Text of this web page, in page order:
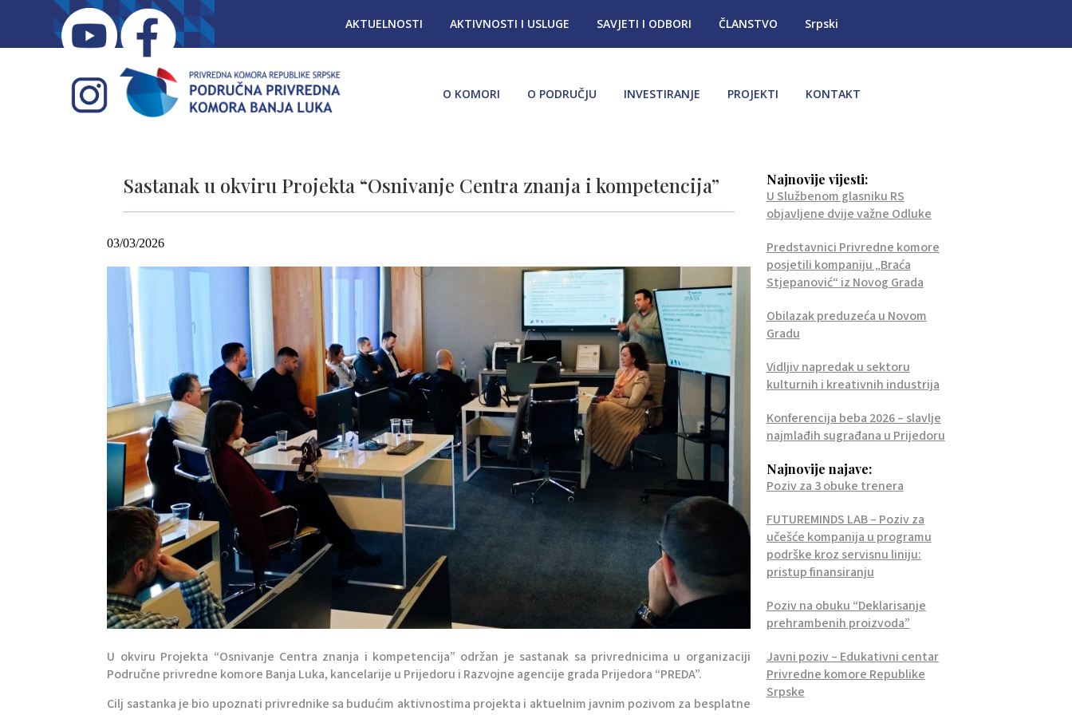
AKTUELNOSTI AKTIVNOSTI I USLUGE SAVJETI I ODBORI ČLANSTVO Srpski
O KOMORI O PODRUČJU INVESTIRANJE PROJEKTI KONTAKT
Sastanak u okviru Projekta “Osnivanje Centra znanja i kompetencija”
03/03/2026
U okviru Projekta “Osnivanje Centra znanja i kompetencija” održan je sastanak sa privrednicima u organizaciji
Područne privredne komore Banja Luka, kancelarije u Prijedoru i Razvojne agencije grada Prijedora “PREDA”.
Cilj sastanka je bio upoznati privrednike sa budućim aktivnostima projekta i aktuelnim javnim pozivom za besplatne
Najnovije vijesti:
U Službenom glasniku RS
objavljene dvije važne Odluke
Predstavnici Privredne komore
posjetili kompaniju „Braća
Stjepanović“ iz Novog Grada
Obilazak preduzeća u Novom
Gradu
Vidljiv napredak u sektoru
kulturnih i kreativnih industrija
Konferencija beba 2026 – slavlje
najmlađih sugrađana u Prijedoru
Najnovije najave:
Poziv za 3 obuke trenera
FUTUREMINDS LAB – Poziv za
učešće kompanija u programu
podrške kroz servisnu liniju:
pristup finansiranju
Poziv na obuku “Deklarisanje
prehrambenih proizvoda”
Javni poziv – Edukativni centar
Privredne komore Republike
Srpske